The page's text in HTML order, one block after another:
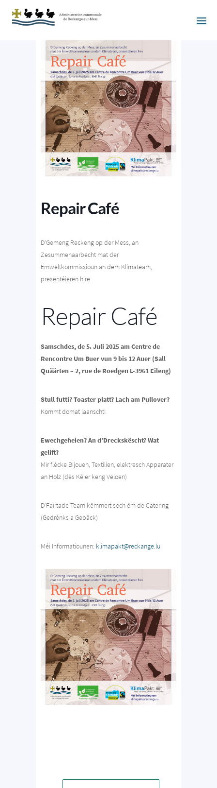
Repair Café
D‘Gemeng Reckeng op der Mess, an
Zesummenaarbecht mat der
Ëmweltkommissioun an dem Klimateam,
presentéieren hire
Repair Café
Samschdes, de 5. Juli 2025 am Centre de
Rencontre Um Buer vun 9 bis 12 Auer (Sall
Quäärten – 2, rue de Roedgen L-3961 Eileng)
Stull futti? Toaster platt? Lach am Pullover?
Kommt domat laanscht!
Ewechgeheien? An d’Dreckskëscht? Wat
gelift?
Mir flécke Bijouen, Textilien, elektresch Apparater
an Holz (dës Kéier keng Vëloen)
D‘Fairtade-Team këmmert sech ëm de Catering
(Gedrénks a Gebäck)
Méi Informatiounen: klimapakt@reckange.lu